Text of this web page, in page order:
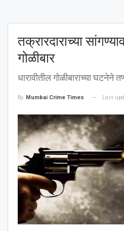
तक्रारदाराच्या
गोळीबार
धारावीतील गोळीबाराच्या घटनेने
By Mumbai Crime Times Last